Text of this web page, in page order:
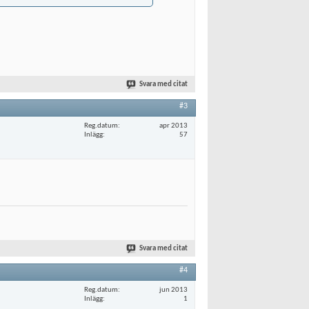
Svara med citat
#3
Reg.datum
apr 2013
Inlägg
57
Svara med citat
#4
Reg.datum
jun 2013
Inlägg
1